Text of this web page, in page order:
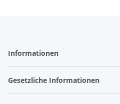
Informationen
Gesetzliche Informationen